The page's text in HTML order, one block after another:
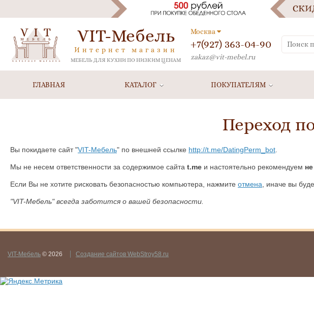
VIT-Мебель
Интернет магазин
МЕБЕЛЬ ДЛЯ КУХНИ ПО НИЗКИМ ЦЕНАМ
Москва
+7(927) 363-04-90
zakaz@vit-mebel.ru
ГЛАВНАЯ КАТАЛОГ ПОКУПАТЕЛЯМ
Переход
Вы покидаете сайт "VIT-Мебель" по внешней ссылке http://t.me/DatingPerm_bot
Мы не несем ответственности за содержимое сайта t.me и настоятельно рекомендуем
Если Вы не хотите рисковать безопасностью компьютера, нажмите отмена , иначе вы
"VIT-Мебель" всегда заботится о вашей безопасности.
VIT-Мебель © 2026 Создание сайтов WebStroy58.ru